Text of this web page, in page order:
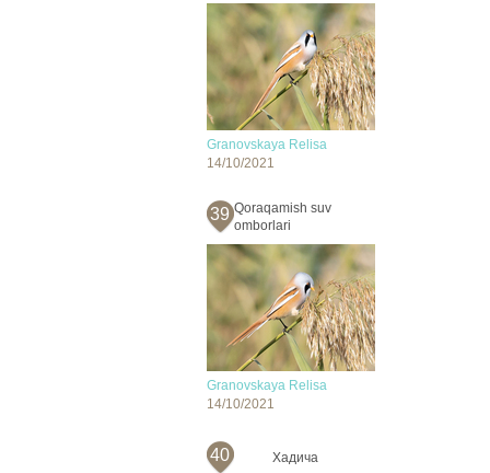
Granovskaya Relisa
14/10/2021
39 Qoraqamish suv
omborlari
Granovskaya Relisa
14/10/2021
40 Хадича